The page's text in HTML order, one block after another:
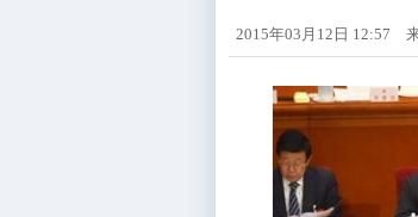
2015年03月12日 12:57